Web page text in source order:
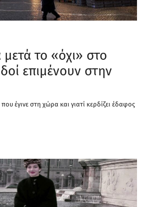
μετά το «όχι» στο
επιμένουν στην
έγινε στη χώρα και γιατί κερδίζει έδαφος